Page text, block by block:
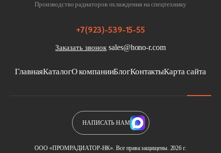
Производство радиаторов охлаждения на спецтехнику
ГлавнаяКаталогО компанииБлогКонтактыКарта сайта
+7(923)-539-15-55
Заказать звонок sales@hono-r.com
ООО «ПРОМРАДИАТОР-НК». Все права защищены. 2026 г.
НАПИСАТЬ НАМ